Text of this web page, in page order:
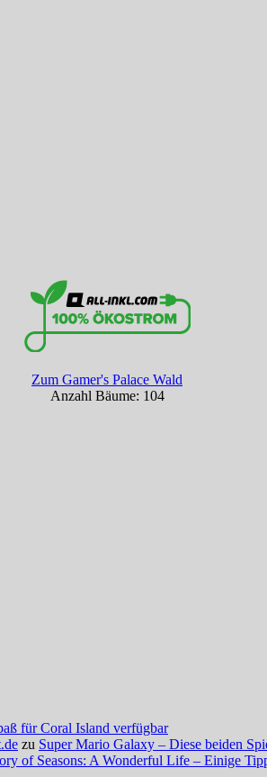
Zum Gamer's Palace Wald
Anzahl Bäume: 104
für Coral Island verfügbar
zu Super Mario Galaxy – Diese beiden
of Seasons: A Wonderful Life – Einige